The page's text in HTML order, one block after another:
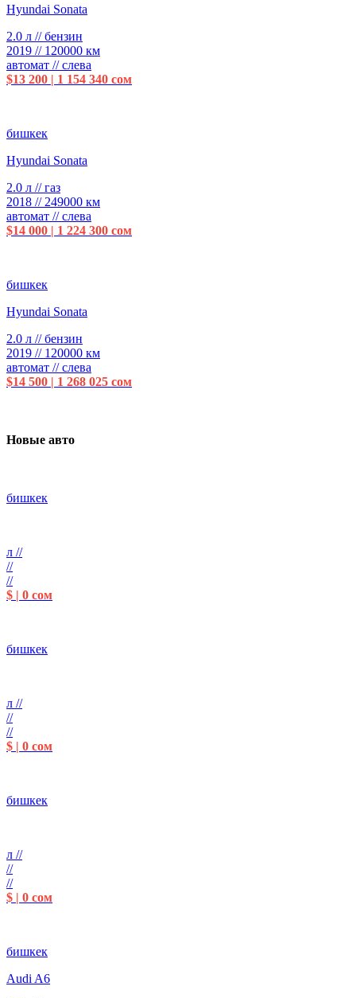
Hyundai Sonata
2.0 л // бензин
2019 // 120000 км
автомат // слева
$13 200 | 1 154 340 сом
бишкек
Hyundai Sonata
2.0 л // газ
2018 // 249000 км
автомат // слева
$14 000 | 1 224 300 сом
бишкек
Hyundai Sonata
2.0 л // бензин
2019 // 120000 км
автомат // слева
$14 500 | 1 268 025 сом
Новые авто
бишкек
л //
//
//
$ | 0 сом
бишкек
л //
//
//
$ | 0 сом
бишкек
л //
//
//
$ | 0 сом
бишкек
Audi A6